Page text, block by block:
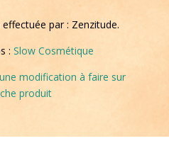
par : Zenzitude.
:Slow Cosmétique
modification à faire sur
produit